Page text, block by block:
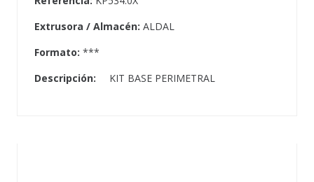
Extrusora / Almacén: ALDAL
Formato: ***
Descripción:
KIT BASE PERIMETRAL